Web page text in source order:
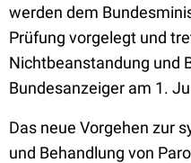
werden dem
Prüfung vorgelegt und
Nichtbeanstandung und
Bundesanzeiger am 1.
Das neue Vorgehen zur
und Behandlung von